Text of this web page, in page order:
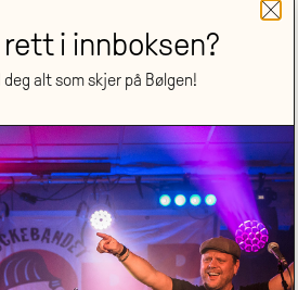
telefon:
i innboksen?
deg alt som skjer på Bølgen!